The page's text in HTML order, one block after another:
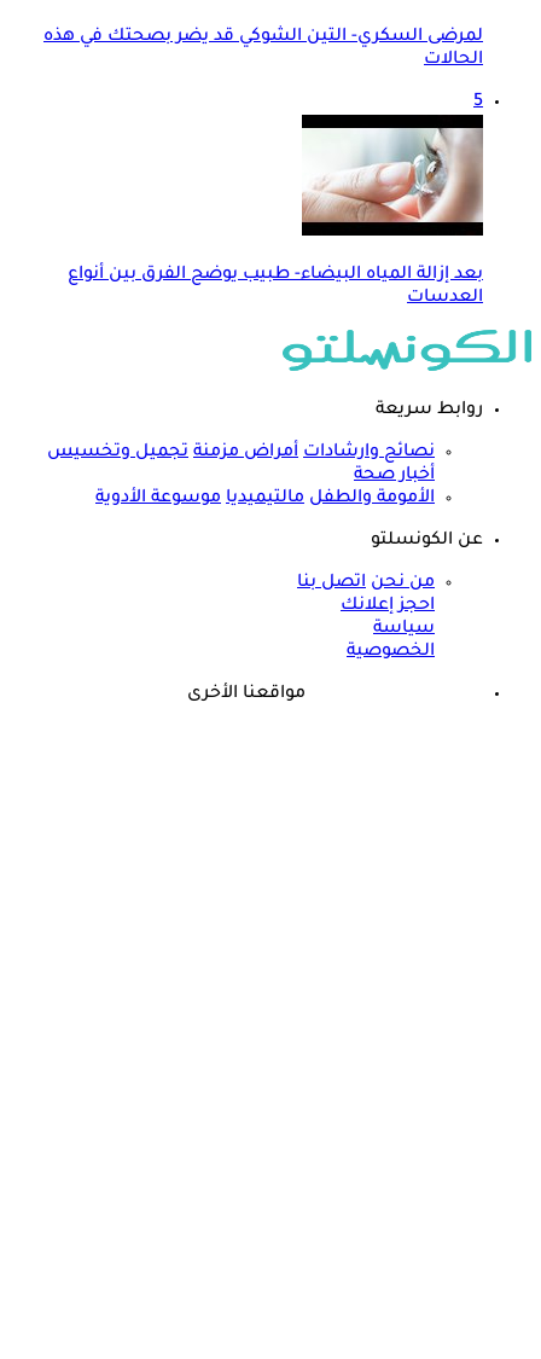
لمرضى السكري- التين الشوكي قد يضر بصحتك في هذه
الحالات
5
بعد إزالة المياه البيضاء- طبيب يوضح الفرق بين أنواع
العدسات
روابط سريعة
نصائح وارشادات أمراض مزمنة تجميل وتخسيس
أخبار صحة
الأمومة والطفل مالتيميديا موسوعة الأدوية
عن الكونسلتو
من نحن اتصل بنا
احجز إعلانك
سياسة
الخصوصية
مواقعنا الأخرى